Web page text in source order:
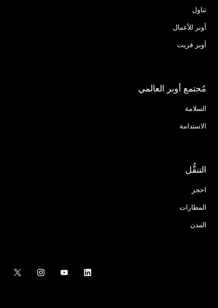
تناول
أوبر للأعمال
أوبر فريت
مُجتمع أوبر العالمي
السلامة
الاستدامة
التنقُّل
احجز
المطارات
المدن